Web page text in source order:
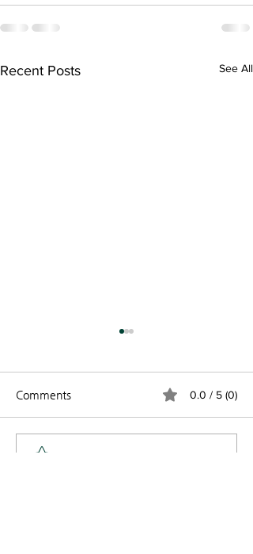
Recent Posts See All
창립 44주년 기념 주일 (8
Comments 0.0 / 5 (0)